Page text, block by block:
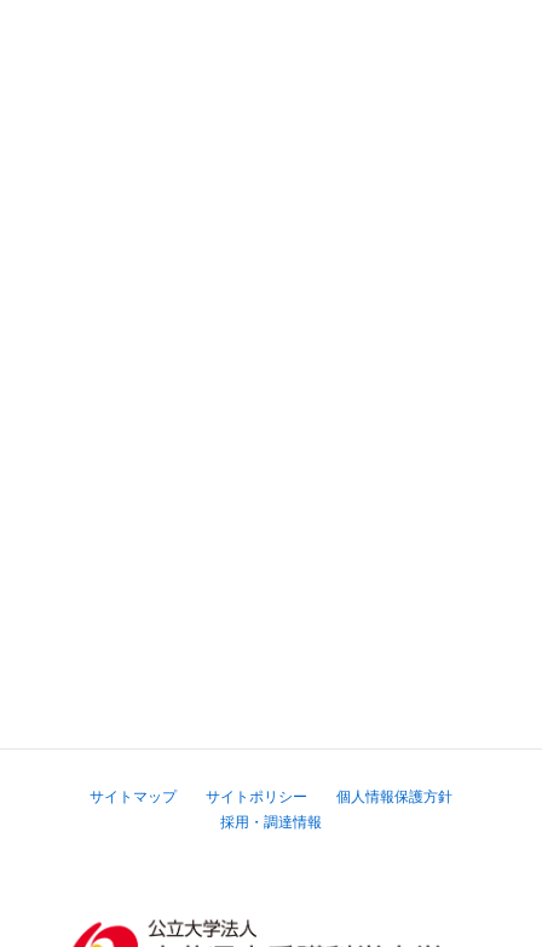
サイトマップ サイトポリシー
個人情報保護方針
採用・調達情報